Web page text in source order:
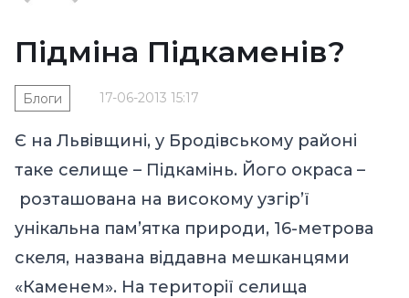
Підміна Підкаменів?
17-06-2013 15:17
Блоги
Є на Львівщині, у Бродівському районі
таке селище – Підкамінь. Його окраса –
розташована на високому узгір’ї
унікальна пам’ятка природи, 16-метрова
скеля, названа віддавна мешканцями
«Каменем». На території селища